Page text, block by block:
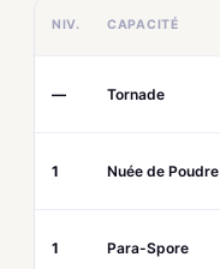
NIV. CAPACITÉ
— Tornade
1 Nuée de Poudre
1 Para-Spore